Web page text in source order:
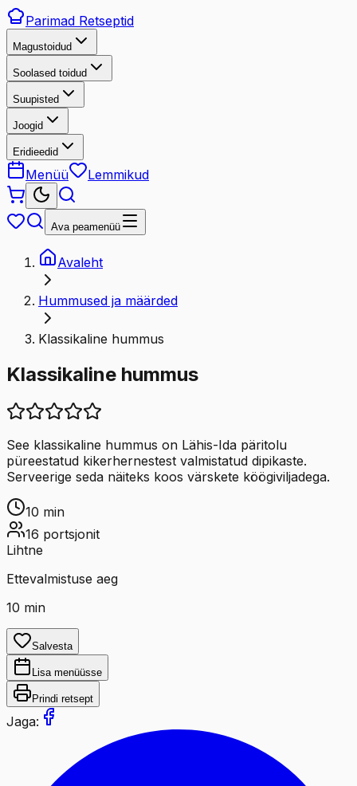
Parimad Retseptid
Magustoidud
Soolased toidud
Suupisted
Joogid
Eridieedid
Menüü Lemmikud
Ava peamenüü
Avaleht
Hummused ja määrded
Klassikaline hummus
Klassikaline hummus
See klassikaline hummus on Lähis-Ida päritolu
püreestatud kikerhernestest valmistatud dipikaste.
Serveerige seda näiteks koos värskete köögiviljadega.
10 min
16 portsjonit
Lihtne
Ettevalmistuse aeg
10 min
Salvesta
Lisa menüüsse
Prindi retsept
Jaga: